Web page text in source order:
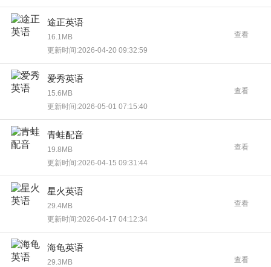
途正英语
16.1MB
更新时间:2026-04-20 09:32:59
查看
爱秀英语
15.6MB
更新时间:2026-05-01 07:15:40
查看
青蛙配音
19.8MB
更新时间:2026-04-15 09:31:44
查看
星火英语
29.4MB
更新时间:2026-04-17 04:12:34
查看
海龟英语
29.3MB
查看